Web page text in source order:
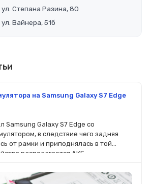
ул. Степана Разина, 80
Вайнера, 51б
на Samsung Galaxy S7 Edge
Samsung Galaxy S7 Edge со
в следствие чего задняя
от рамки и приподнялась в той
располагается АКБ.